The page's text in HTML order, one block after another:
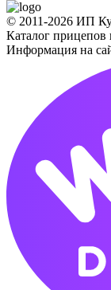
© 2011-2026 ИП
Каталог прицепов
Информация на